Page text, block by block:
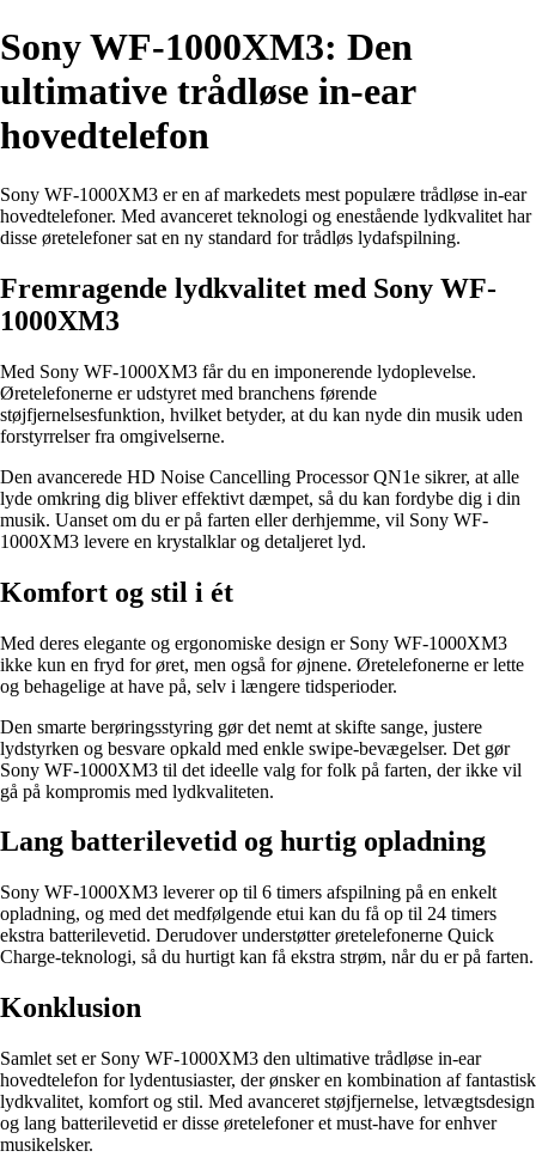
Sony WF-1000XM3: Den
ultimative trådløse in-ear
hovedtelefon
Sony WF-1000XM3 er en af markedets mest populære trådløse in-ear
hovedtelefoner. Med avanceret teknologi og enestående lydkvalitet har
disse øretelefoner sat en ny standard for trådløs lydafspilning.
Fremragende lydkvalitet med Sony WF-
1000XM3
Med Sony WF-1000XM3 får du en imponerende lydoplevelse.
Øretelefonerne er udstyret med branchens førende
støjfjernelsesfunktion, hvilket betyder, at du kan nyde din musik uden
forstyrrelser fra omgivelserne.
Den avancerede HD Noise Cancelling Processor QN1e sikrer, at alle
lyde omkring dig bliver effektivt dæmpet, så du kan fordybe dig i din
musik. Uanset om du er på farten eller derhjemme, vil Sony WF-
1000XM3 levere en krystalklar og detaljeret lyd.
Komfort og stil i ét
Med deres elegante og ergonomiske design er Sony WF-1000XM3
ikke kun en fryd for øret, men også for øjnene. Øretelefonerne er lette
og behagelige at have på, selv i længere tidsperioder.
Den smarte berøringsstyring gør det nemt at skifte sange, justere
lydstyrken og besvare opkald med enkle swipe-bevægelser. Det gør
Sony WF-1000XM3 til det ideelle valg for folk på farten, der ikke vil
gå på kompromis med lydkvaliteten.
Lang batterilevetid og hurtig opladning
Sony WF-1000XM3 leverer op til 6 timers afspilning på en enkelt
opladning, og med det medfølgende etui kan du få op til 24 timers
ekstra batterilevetid. Derudover understøtter øretelefonerne Quick
Charge-teknologi, så du hurtigt kan få ekstra strøm, når du er på farten.
Konklusion
Samlet set er Sony WF-1000XM3 den ultimative trådløse in-ear
hovedtelefon for lydentusiaster, der ønsker en kombination af fantastisk
lydkvalitet, komfort og stil. Med avanceret støjfjernelse, letvægtsdesign
og lang batterilevetid er disse øretelefoner et must-have for enhver
musikelsker.